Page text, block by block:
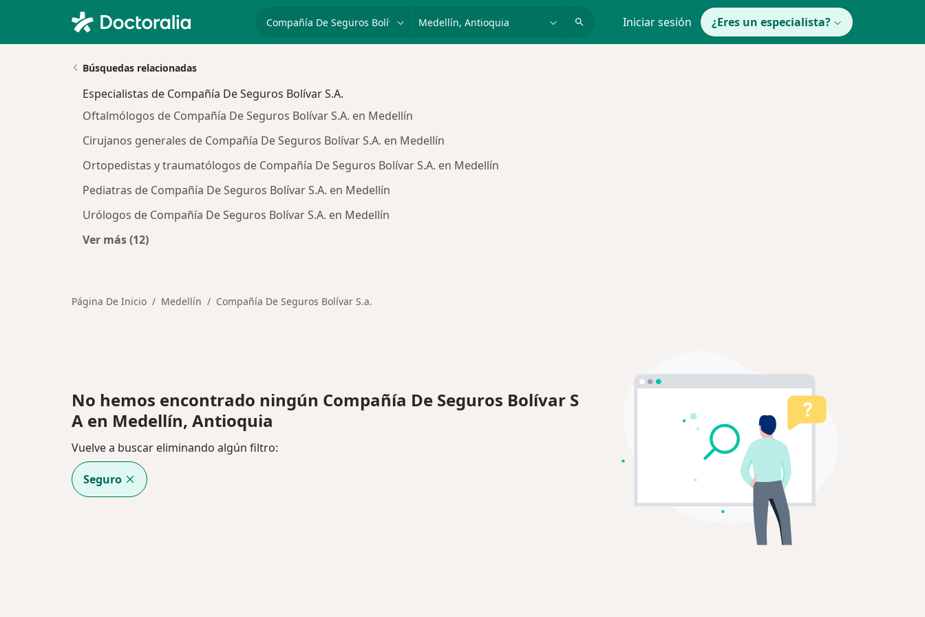
especialidad, enfermedad o nombrep. ej. Bogotá Iniciar sesión ¿Eres un especialista?
Búsquedas relacionadas
Especialistas de Compañía De Seguros Bolívar S.A.
Oftalmólogos de Compañía De Seguros Bolívar S.A. en Medellín
Cirujanos generales de Compañía De Seguros Bolívar S.A. en Medellín
Ortopedistas y traumatólogos de Compañía De Seguros Bolívar S.A. en Medellín
Pediatras de Compañía De Seguros Bolívar S.A. en Medellín
Urólogos de Compañía De Seguros Bolívar S.A. en Medellín
Ver más (12)
Página De Inicio Medellín Compañía De Seguros Bolívar S.a.
No hemos encontrado ningún Compañía De Seguros Bolívar S
A en Medellín, Antioquia
Vuelve a buscar eliminando algún filtro:
Seguro